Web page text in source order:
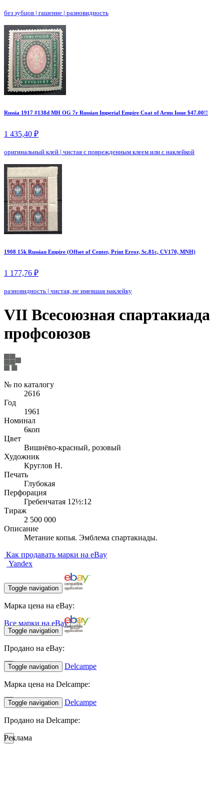
без зубцов | гашение | разновидность
Russia 1917 #138d MH OG 7r Russian Imperial Empire Coat of Arms Issue $47.00!!
1 435,40 ₽
оригинальный клей | чистая с поврежденным клеем или с наклейкой
1908 15k Russian Empire (Offset of Center, Print Error, Sc.81c, CV170, MNH)
1 177,76 ₽
разновидность | чистая, не имевшая наклейку
VII Всесоюзная спартакиада
профсоюзов
№ по каталогу
2616
Год
1961
Номинал
6коп
Цвет
Вишнёво-красный, розовый
Художник
Круглов Н.
Печать
Глубокая
Перфорация
Гребенчатая 12½:12
Тираж
2 500 000
Описание
Метание копья. Эмблема спартакиады.
Как продавать марки на eBay
Yandex
Toggle navigation
Марка цена на eBay:
Все марки на eBay
Toggle navigation
Продано на eBay:
Toggle navigation Delcampe
Марка цена на Delcampe:
Toggle navigation Delcampe
Продано на Delcampe:
Реклама